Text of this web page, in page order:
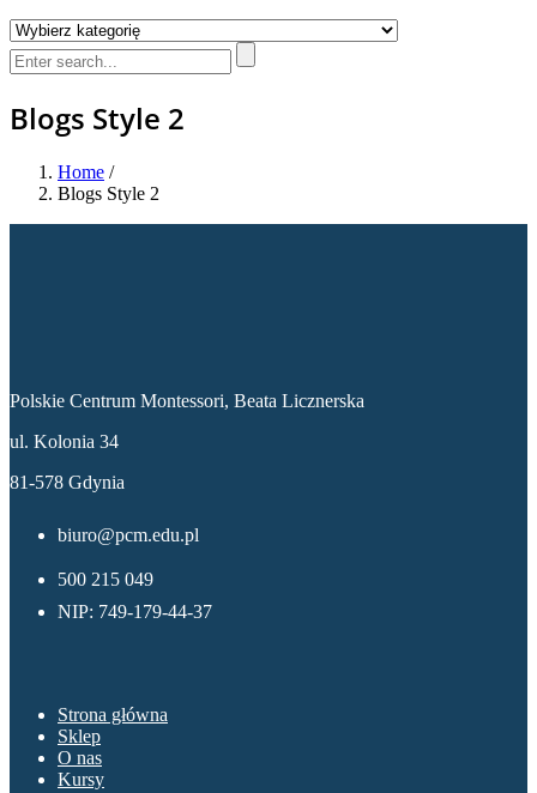
Blogs Style 2
Home /
Blogs Style 2
Polskie Centrum Montessori, Beata Licznerska
ul. Kolonia 34
81-578 Gdynia
biuro@pcm.edu.pl
500 215 049
NIP: 749-179-44-37
Strona główna
Sklep
O nas
Kursy